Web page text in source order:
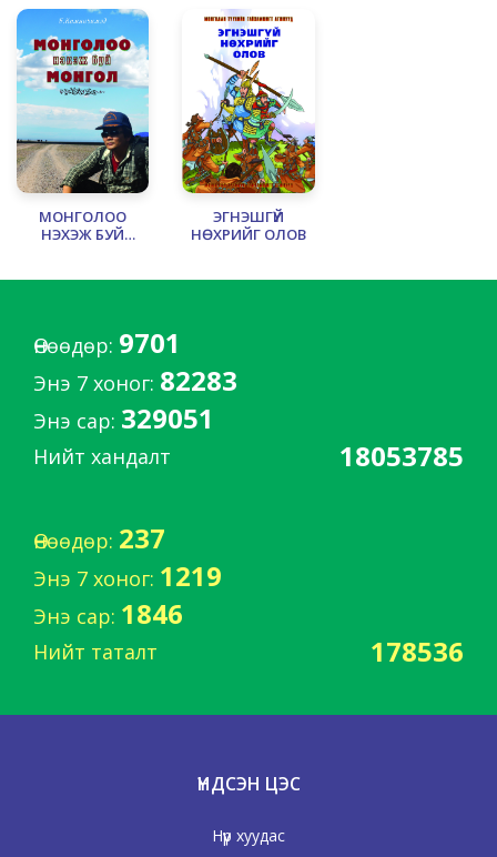
МОНГОЛОО
НЭХЭЖ БУЙ
ЭГНЭШГҮЙ
НӨХРИЙГ ОЛОВ
Өнөөдөр: 9701
Энэ 7 хоног: 82283
Энэ сар: 329051
Нийт хандалт 18053785
Өнөөдөр: 237
Энэ 7 хоног: 1219
Энэ сар: 1846
Нийт таталт 178536
ҮНДСЭН ЦЭС
Нүүр хуудас